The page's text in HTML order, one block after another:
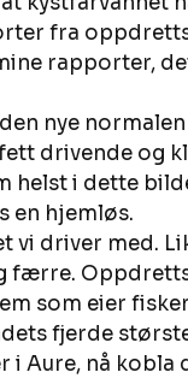
fra
rapporter,
nye
drivende og
helst i dette
en hjemløs.
vi driver med.
færre.
som eier
fjerde
i Aure, nå